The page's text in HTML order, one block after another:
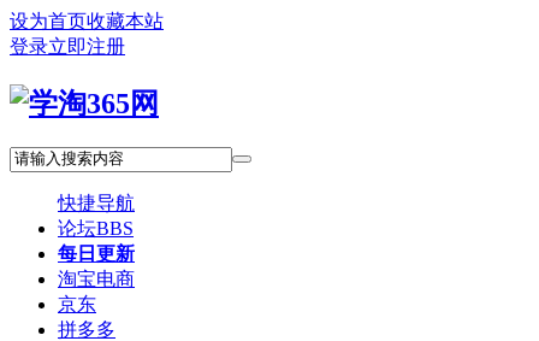
设为首页收藏本站
登录立即注册
快捷导航
论坛BBS
每日更新
淘宝电商
京东
拼多多